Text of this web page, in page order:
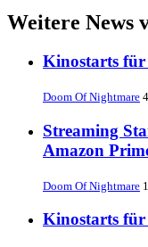
Weitere News
Kinostarts
Doom Of Nightmare
Streaming
Amazon
Doom Of Nightmare
Kinostarts